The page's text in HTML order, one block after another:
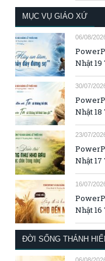
MỤC VỤ GIÁO XỨ
06/08/
Nhật
30/07/
Nhật
23/07/
Nhật
16/07/
Nhật
ĐỜI SỐNG THÁNH